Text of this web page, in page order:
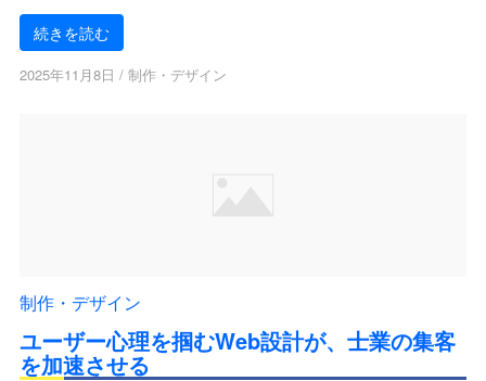
続きを読む
2025年11月8日 / 制作・デザイン
制作・デザイン
ユーザー心理を掴むWeb設計が、士業の集客
を加速させる